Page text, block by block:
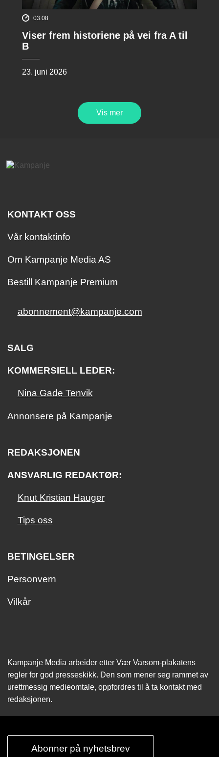
03:08
Viser frem historiene på vei fra A til
B
23. juni 2026
Vis mer
KONTAKT OSS
Vår kontaktinfo
Om Kampanje Media AS
Bestill Kampanje Premium
abonnement@kampanje.com
SALG
KOMMERSIELL LEDER:
Nina Gade Tenvik
Annonsere på Kampanje
REDAKSJONEN
ANSVARLIG REDAKTØR:
Knut Kristian Hauger
Tips oss
BETINGELSER
Personvern
Vilkår
Kampanje Media arbeider etter Vær Varsom-plakatens
regler for god presseskikk. Den som mener seg rammet av
urettmessig medie­omtale, oppfordres til å ta kontakt med
redaksjonen.
Abonner på nyhetsbrev